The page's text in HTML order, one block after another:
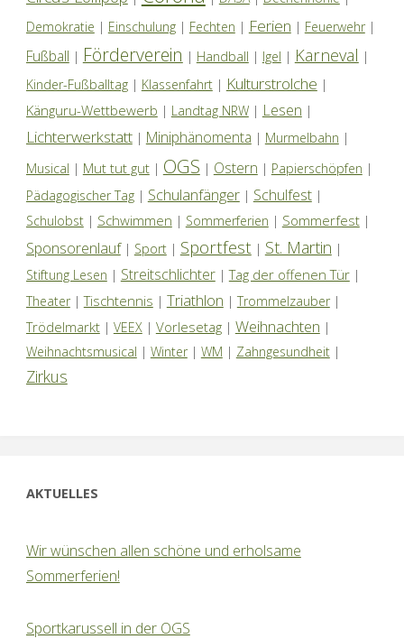
Demokratie | Einschulung| Fechten | Ferien | Feuerwehr|
Fußball | Förderverein | Handball | Igel | Karneval |
Kinder-Fußballtag| Klassenfahrt| Kulturstrolche |
Känguru-Wettbewerb | Landtag NRW| Lesen |
Lichterwerkstatt| Miniphänomenta | Murmelbahn |
Musical | Mut tut gut| OGS | Ostern | Papierschöpfen |
Pädagogischer Tag| Schulanfänger| Schulfest|
Schulobst| Schwimmen | Sommerferien | Sommerfest|
Sponsorenlauf| Sport| Sportfest | St. Martin |
Stiftung Lesen | Streitschlichter|Tag der offenen Tür|
Theater|Tischtennis | Triathlon | Trommelzauber|
Trödelmarkt| VEEX| Vorlesetag| Weihnachten |
Weihnachtsmusical | Winter| WM | Zahngesundheit|
Zirkus
AKTUELLES
Wir wünschen allen schöne und erholsame
Sommerferien!
Sportkarussell in der OGS